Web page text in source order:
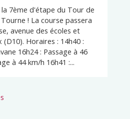
7ème d'étape du Tour de
! La course passera
avenue des écoles et
Horaires : 14h40 :
16h24 : Passage à 46
à 44 km/h 16h41 :...